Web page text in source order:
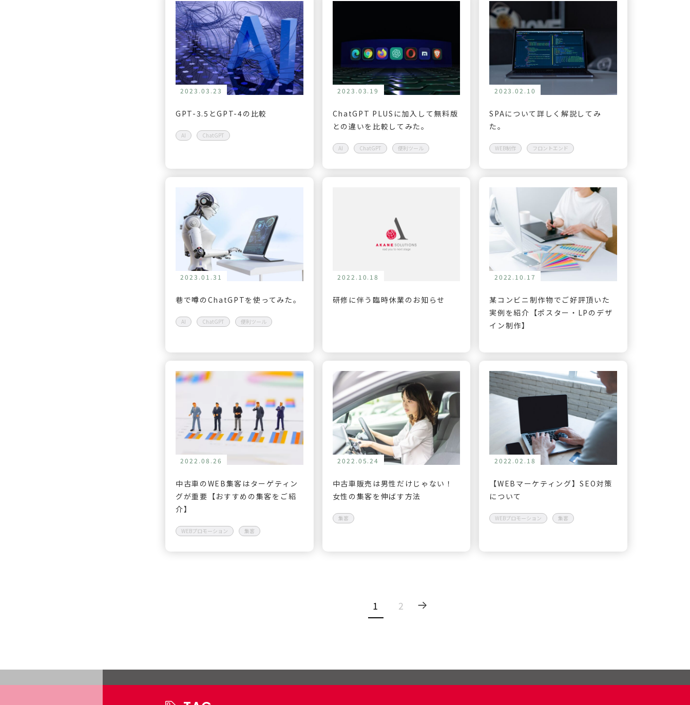
2023.03.23
GPT-3.5とGPT-4の比較
AI ChatGPT
2023.03.19
ChatGPT PLUSに加入して無料版
との違いを比較してみた。
AI ChatGPT 便利ツール
2023.02.10
SPAについて詳しく解説してみ
た。
WEB制作 フロントエンド
2023.01.31
巷で噂のChatGPTを使ってみた。
AI ChatGPT 便利ツール
2022.10.18
研修に伴う臨時休業のお知らせ
2022.10.17
某コンビニ制作物でご好評頂いた
実例を紹介【ポスター・LPのデザ
イン制作】
2022.08.26
中古車のWEB集客はターゲティン
グが重要【おすすめの集客をご紹
介】
WEBプロモーション 集客
2022.05.24
中古車販売は男性だけじゃない！
女性の集客を伸ばす方法
集客
2022.02.18
【WEBマーケティング】SEO対策
について
WEBプロモーション 集客
1 2